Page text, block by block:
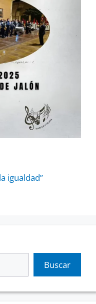
igualdad”
Buscar